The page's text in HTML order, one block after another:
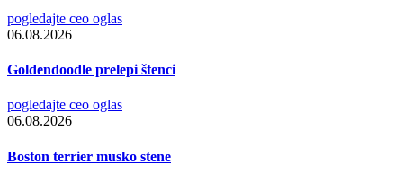
pogledajte ceo oglas
06.08.2026
Goldendoodle prelepi štenci
pogledajte ceo oglas
06.08.2026
Boston terrier musko stene